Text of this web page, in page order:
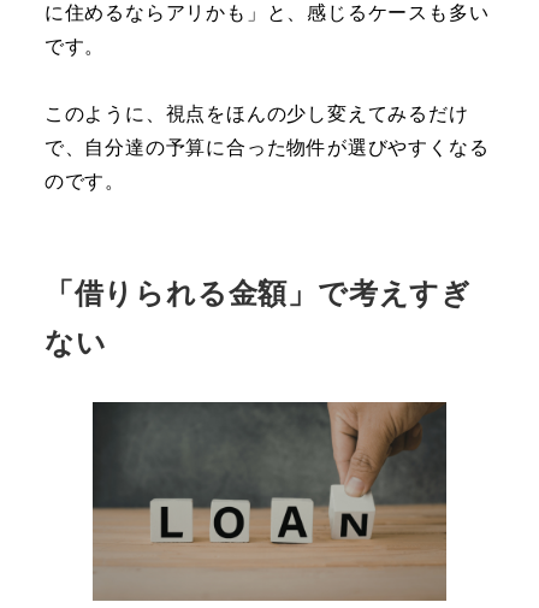
に住めるならアリかも」と、感じるケースも多い
です。
このように、視点をほんの少し変えてみるだけ
で、自分達の予算に合った物件が選びやすくなる
のです。
「借りられる金額」で考えすぎ
ない